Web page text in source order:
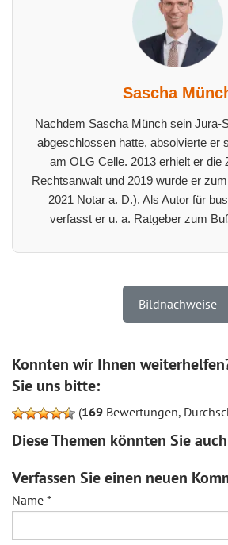
Sascha
Nachdem Sascha Münch sein Jura-
abgeschlossen hatte, absolvierte er
am OLG Celle. 2013 erhielt er die
Rechtsanwalt und 2019 wurde er
2021 Notar a. D.). Als Autor für
verfasst er u. a. Ratgeber zum
Bildnachweise
Konnten wir Ihnen
Sie uns bitte:
(169 Bewertungen,
Diese Themen könnten Sie
Verfassen Sie einen neuen
Name *